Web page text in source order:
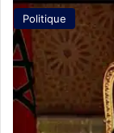
Politique